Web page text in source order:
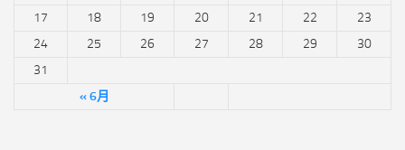
« 6月
17
18 19 20 21 22
23
24
25 26 27 28 29
30
31